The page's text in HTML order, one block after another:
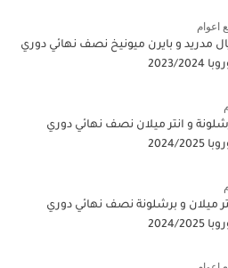
اعوام
مدريد و بايرن ميونيخ نصف نهائي دوري
2024
و انتر ميلان نصف نهائي دوري
2025
ميلان و برشلونة نصف نهائي دوري
2025